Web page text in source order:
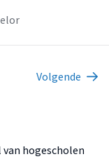
Volgende
hogescholen